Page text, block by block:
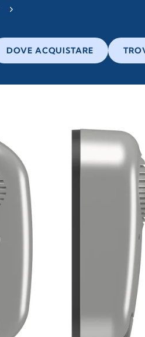
DOVE ACQUISTARE